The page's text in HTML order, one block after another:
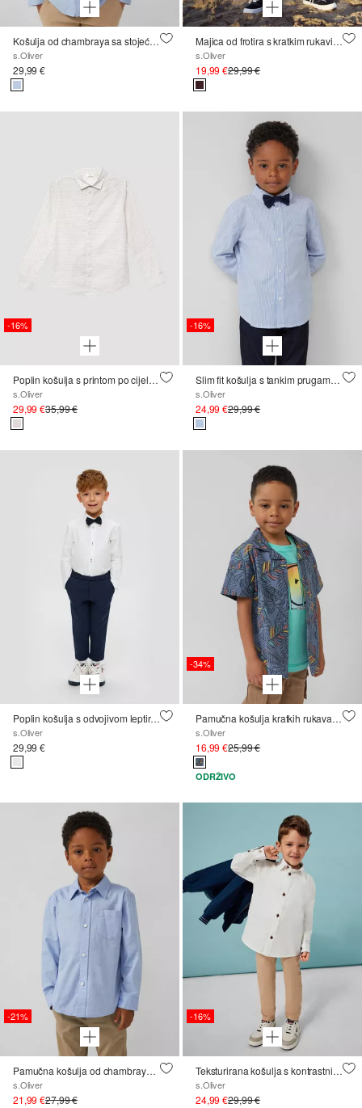
Košulja od chambraya sa stojećim ovratnikom u uskom kroju
s.Oliver
29,99 €
Majica od frotira s kratkim rukavima i preklopom s gumbima
s.Oliver
19,99 €29,99 €
-16%
Poplin košulja s printom po cijeloj površini, uskog kroja
s.Oliver
29,99 €35,99 €
-16%
Slim fit košulja s tankim prugama i odvojivom leptir-mašnom
s.Oliver
24,99 €29,99 €
Poplin košulja s odvojivom leptir-mašnom
s.Oliver
29,99 €
-34%
Pamučna košulja kratkih rukava u lanenom stilu
s.Oliver
16,99 €25,99 €
ODRŽIVO
-21%
Pamučna košulja od chambraya s džepom na prsima
s.Oliver
21,99 €27,99 €
-16%
Teksturirana košulja s kontrastnim detaljima
s.Oliver
24,99 €29,99 €